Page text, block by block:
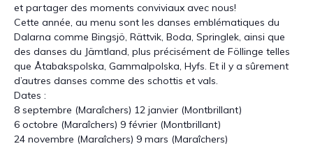
et partager des moments conviviaux avec nous!
Cette année, au menu sont les danses emblématiques du
Dalarna comme Bingsjö, Rättvik, Boda, Springlek, ainsi que
des danses du Jämtland, plus précisément de Föllinge telles
que Åtabakspolska, Gammalpolska, Hyfs. Et il y a sûrement
d’autres danses comme des schottis et vals.
Dates :
8 septembre (Maraîchers) 12 janvier (Montbrillant)
6 octobre (Maraîchers) 9 février (Montbrillant)
24 novembre (Maraîchers) 9 mars (Maraîchers)